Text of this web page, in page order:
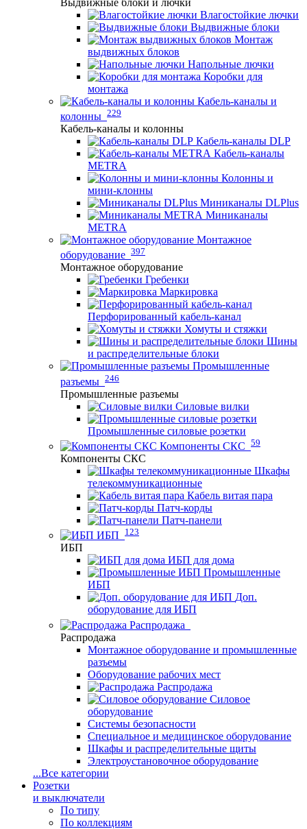
Влагостойкие лючки
Выдвижные блоки
Монтаж
выдвижных блоков
Напольные лючки
Коробки для
монтажа
Кабель-каналы и
колонны 229
Кабель-каналы и колонны
Кабель-каналы DLP
Кабель-каналы
METRA
Колонны и
мини-клонны
Миниканалы DLPlus
Миниканалы
METRA
Монтажное
оборудование 397
Монтажное оборудование
Гребенки
Маркировка
Перфорированный кабель-канал
Хомуты и стяжки
Шины
и распределительные блоки
Промышленные
разъемы 246
Промышленные разъемы
Силовые вилки
Промышленные силовые розетки
Компоненты СКС 59
Компоненты СКС
Шкафы
телекоммуникационные
Кабель витая пара
Патч-корды
Патч-панели
ИБП
123
ИБП
ИБП для дома
Промышленные
ИБП
Доп.
оборудование для ИБП
Распродажа
Распродажа
Монтажное оборудование и промышленные
разъемы
Оборудование рабочих мест
Распродажа
Силовое
оборудование
Системы безопасности
Специальное и медицинское оборудование
Шкафы и распределительные щиты
Электроустановочное оборудование
...Все категории
Розетки
и выключатели
По типу
По коллекциям